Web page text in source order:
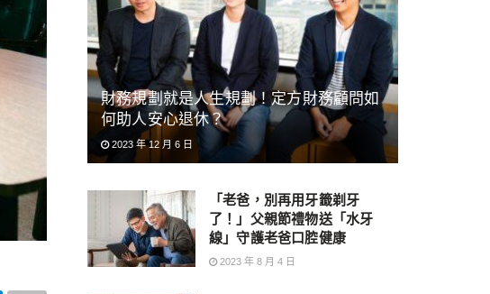
財務規劃就是人生規劃！定方財務顧問如
何助人安心退休？
2023 年 12 月 6 日
「老爸，別再用牙籤剃牙
了！」父親節禮物送「水牙
線」守護老爸口腔健康
2023 年 8 月 4 日